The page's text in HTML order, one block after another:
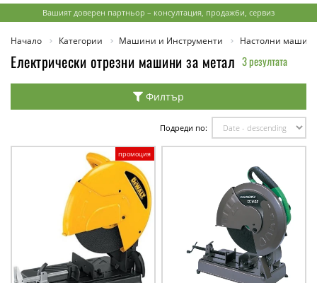
Вашият доверен партньор – консултация, продажби, сервиз
Начало Категории Машини и Инструменти Настолни
Електрически отрезни машини за метал 3 резултата
Филтър
Подреди по:
промоция